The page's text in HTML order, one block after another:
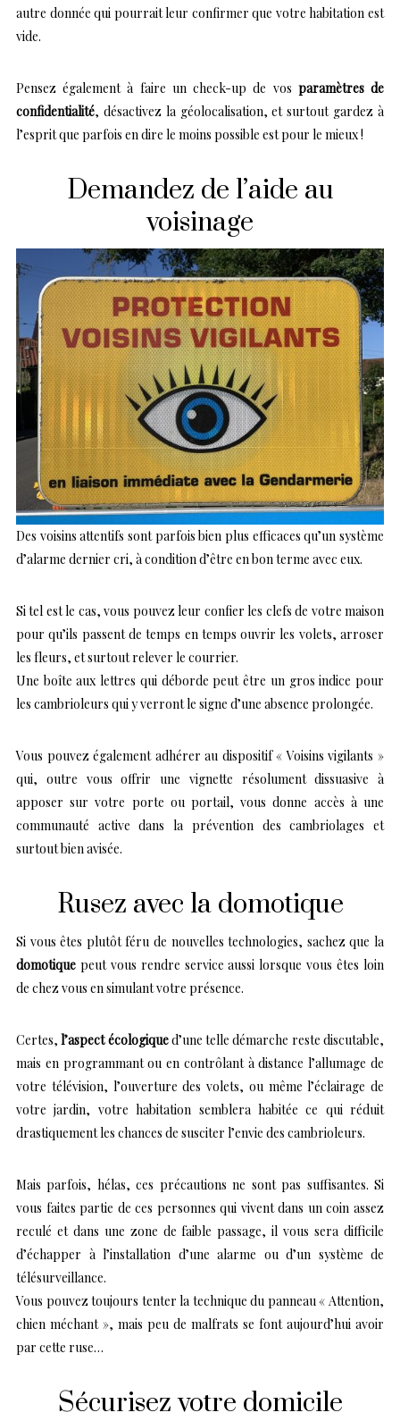
autre donnée qui pourrait leur confirmer que votre habitation est
vide.
Pensez également à faire un check-up de vos paramètres de
confidentialité, désactivez la géolocalisation, et surtout gardez à
l’esprit que parfois en dire le moins possible est pour le mieux !
Demandez de l’aide au
voisinage
Des voisins attentifs sont parfois bien plus efficaces qu’un système
d’alarme dernier cri, à condition d’être en bon terme avec eux.
Si tel est le cas, vous pouvez leur confier les clefs de votre maison
pour qu’ils passent de temps en temps ouvrir les volets, arroser
les fleurs, et surtout relever le courrier.
Une boîte aux lettres qui déborde peut être un gros indice pour
les cambrioleurs qui y verront le signe d’une absence prolongée.
Vous pouvez également adhérer au dispositif « Voisins vigilants »
qui, outre vous offrir une vignette résolument dissuasive à
apposer sur votre porte ou portail, vous donne accès à une
communauté active dans la prévention des cambriolages et
surtout bien avisée.
Rusez avec la domotique
Si vous êtes plutôt féru de nouvelles technologies, sachez que la
domotique peut vous rendre service aussi lorsque vous êtes loin
de chez vous en simulant votre présence.
Certes,l’aspect écologiqued’une telle démarche reste discutable,
mais en programmant ou en contrôlant à distance l’allumage de
votre télévision, l’ouverture des volets, ou même l’éclairage de
votre jardin, votre habitation semblera habitée ce qui réduit
drastiquement les chances de susciter l’envie des cambrioleurs.
Mais parfois, hélas, ces précautions ne sont pas suffisantes. Si
vous faites partie de ces personnes qui vivent dans un coin assez
reculé et dans une zone de faible passage, il vous sera difficile
d’échapper à l’installation d’une alarme ou d’un système de
télésurveillance.
Vous pouvez toujours tenter la technique du panneau « Attention,
chien méchant », mais peu de malfrats se font aujourd’hui avoir
par cette ruse…
Sécurisez votre domicile